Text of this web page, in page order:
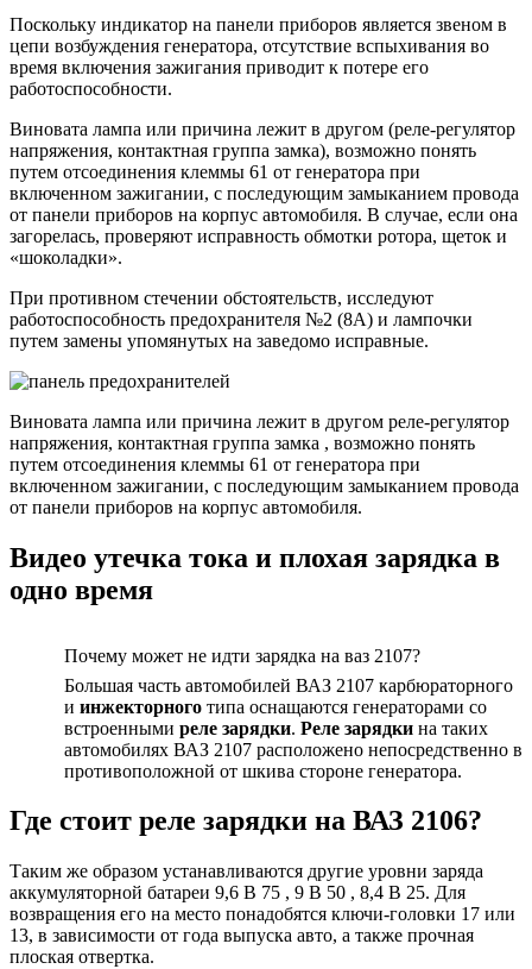
Поскольку индикатор на панели приборов является звеном в
цепи возбуждения генератора, отсутствие вспыхивания во
время включения зажигания приводит к потере его
работоспособности.
Виновата лампа или причина лежит в другом (реле-регулятор
напряжения, контактная группа замка), возможно понять
путем отсоединения клеммы 61 от генератора при
включенном зажигании, с последующим замыканием провода
от панели приборов на корпус автомобиля. В случае, если она
загорелась, проверяют исправность обмотки ротора, щеток и
«шоколадки».
При противном стечении обстоятельств, исследуют
работоспособность предохранителя №2 (8А) и лампочки
путем замены упомянутых на заведомо исправные.
Виновата лампа или причина лежит в другом реле-регулятор
напряжения, контактная группа замка , возможно понять
путем отсоединения клеммы 61 от генератора при
включенном зажигании, с последующим замыканием провода
от панели приборов на корпус автомобиля.
Видео утечка тока и плохая зарядка в
одно время
Почему может не идти зарядка на ваз 2107?
Большая часть автомобилей ВАЗ 2107 карбюраторного
и инжекторного типа оснащаются генераторами со
встроенными реле зарядки. Реле зарядки на таких
автомобилях ВАЗ 2107 расположено непосредственно в
противоположной от шкива стороне генератора.
Где стоит реле зарядки на ВАЗ 2106?
Таким же образом устанавливаются другие уровни заряда
аккумуляторной батареи 9,6 В 75 , 9 В 50 , 8,4 В 25. Для
возвращения его на место понадобятся ключи-головки 17 или
13, в зависимости от года выпуска авто, а также прочная
плоская отвертка.